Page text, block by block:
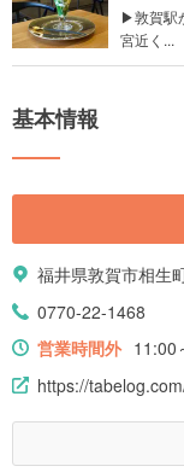
▶︎敦賀駅
宮近く...
基本情報
福井県敦賀市相生
0770-22-1468
営業時間外 11:00
https://